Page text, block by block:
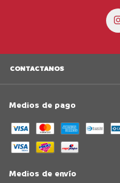
CONTACTANOS
Medios de pago
Medios de envío